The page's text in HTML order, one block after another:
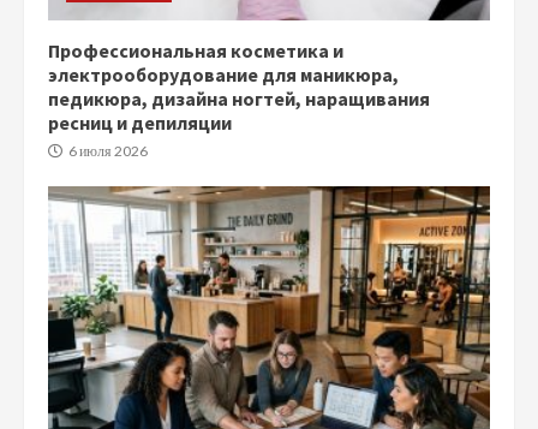
Профессиональная косметика и
электрооборудование для маникюра,
педикюра, дизайна ногтей, наращивания
ресниц и депиляции
6 июля 2026